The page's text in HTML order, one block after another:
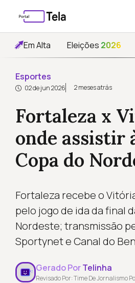
Em Alta Eleições 2026
Esportes
02 de jun 2026 2 meses atrás
Fortaleza x
onde assistir
Copa do
Fortaleza recebe o
pelo jogo de ida da final
Nordeste; transmissão
Sportynet e Canal do
Gerado PorTelinha
Revisado Por: Time De Jornalismo